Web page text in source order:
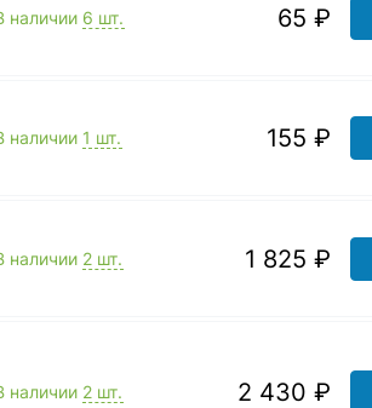
наличии 6 шт. 65 ₽
наличии 1 шт. 155 ₽
наличии 2 шт. 1 825 ₽
наличии 2 шт. 2 430 ₽